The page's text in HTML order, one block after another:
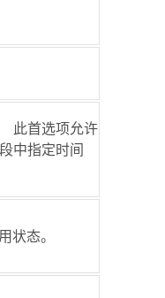
此首选项允许
中指定时间
状态。